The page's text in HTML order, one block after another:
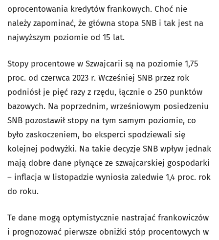
oprocentowania kredytów frankowych. Choć nie
należy zapominać, że główna stopa SNB i tak jest na
najwyższym poziomie od 15 lat.
Stopy procentowe w Szwajcarii są na poziomie 1,75
proc. od czerwca 2023 r. Wcześniej SNB przez rok
podniósł je pięć razy z rzędu, łącznie o 250 punktów
bazowych. Na poprzednim, wrześniowym posiedzeniu
SNB pozostawił stopy na tym samym poziomie, co
było zaskoczeniem, bo eksperci spodziewali się
kolejnej podwyżki. Na takie decyzje SNB wpływ jednak
mają dobre dane płynące ze szwajcarskiej gospodarki
– inflacja w listopadzie wyniosła zaledwie 1,4 proc. rok
do roku.
Te dane mogą optymistycznie nastrajać frankowiczów
i prognozować pierwsze obniżki stóp procentowych w